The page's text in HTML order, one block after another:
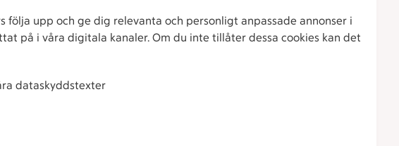
upp och ge dig relevanta och personligt anpassade annonser i
på i våra digitala kanaler. Om du inte tillåter dessa cookies kan det
dataskyddstexter